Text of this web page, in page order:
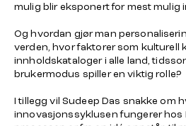
mulig blir eksponert for mest mulig
Og hvordan gjør man
verden, hvor faktorer som kulturell
innholdskataloger i alle land,
brukermodus spiller en viktig rolle?
I tillegg vil Sudeep Das snakke om
innovasjonssyklusen fungerer hos